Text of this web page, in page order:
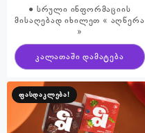
● სრული ინფორმაციის
მისაღებად იხილეთ « აღწერა
»
კალათაში დამატება
ფასდაკლება!